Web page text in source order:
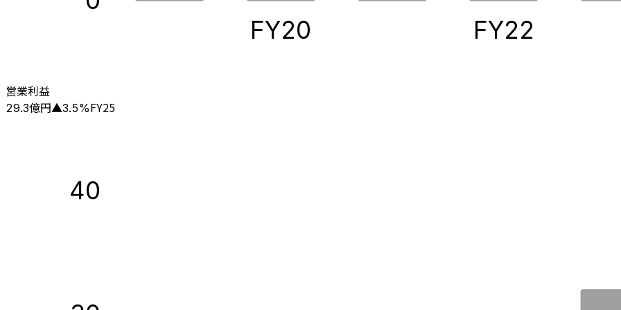
FY20 FY22
営業利益
29.3億円▲3.5%FY25
40